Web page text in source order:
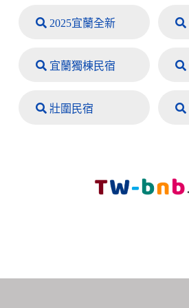
2025宜蘭全新
宜蘭獨棟民宿
壯圍民宿